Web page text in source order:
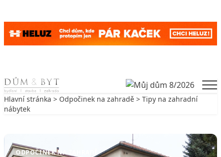
Skip to content
Hlavní stránka > Odpočinek na zahradě > Tipy na zahradní
nábytek
ODPOČINEK NA ZAHRADĚ